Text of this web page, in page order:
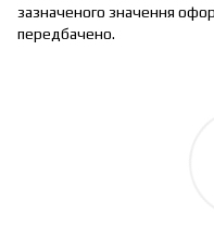
зазначеного значення
передбачено.